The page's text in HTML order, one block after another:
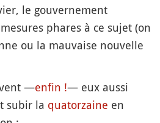
le gouvernement
phares à ce sujet (on
ou la mauvaise nouvelle
—enfin !— eux aussi
subir la quatorzaine en